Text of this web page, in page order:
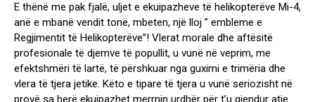
E thënë me pak fjalë, uljet e ekuipazheve të helikopterëve Mi-4,
anë e mbanë vendit tonë, mbeten, një lloj ” embleme e
Regjimentit të Helikopterëve”! Vlerat morale dhe aftësitë
profesionale të djemve të popullit, u vunë në veprim, me
efektshmëri të lartë, të përshkuar nga guximi e trimëria dhe
vlera të tjera jetike. Këto e tipare të tjera u vunë seriozisht në